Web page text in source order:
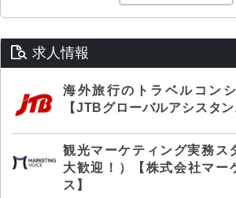
求人情報
海外旅行のトラベルコン
【JTBグローバルアシスタン
観光マーケティング実務ス
大歓迎！）【株式会社マー
ス】